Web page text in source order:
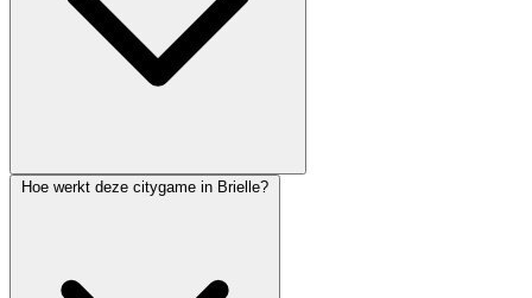
Hoe werkt deze citygame in Brielle?